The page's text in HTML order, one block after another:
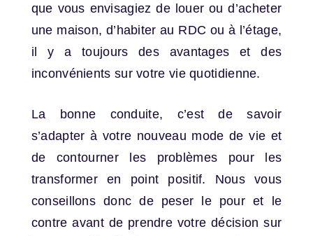
que vous envisagiez de louer ou d’acheter
une maison, d’habiter au RDC ou à l’étage,
il y a toujours des avantages et des
inconvénients sur votre vie quotidienne.
La bonne conduite, c’est de savoir
s’adapter à votre nouveau mode de vie et
de contourner les problèmes pour les
transformer en point positif. Nous vous
conseillons donc de peser le pour et le
contre avant de prendre votre décision sur